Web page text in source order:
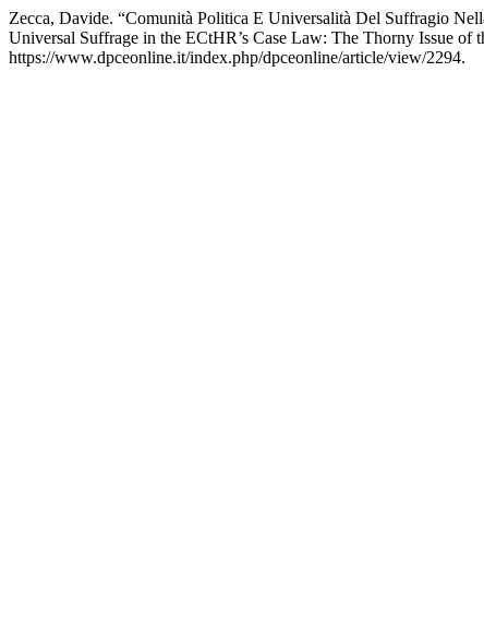
Zecca, Davide. “Comunità Politica E Universalità Del Suffragio
Universal Suffrage in the ECtHR’s Case Law: The Thorny Issue of
https://www.dpceonline.it/index.php/dpceonline/article/view/2294.